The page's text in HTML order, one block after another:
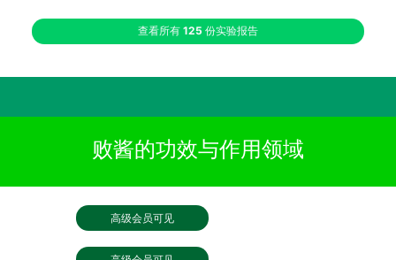
查看所有 125 份实验报告
败酱的功效与作用领域
高级会员可见